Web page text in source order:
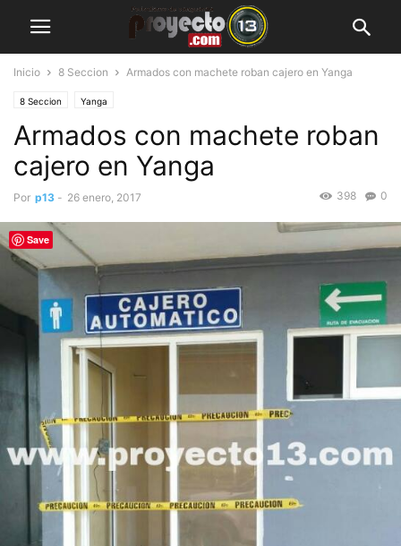
Inicio 8 Seccion Armados con machete roban cajero en Yanga
8 Seccion Yanga
Armados con machete roban
cajero en Yanga
Por p13 - 26 enero, 2017 0
398
Save